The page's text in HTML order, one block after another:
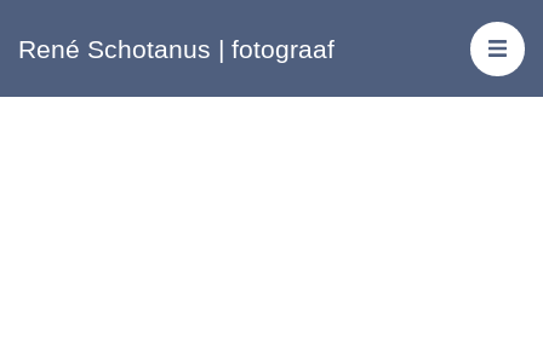
René Schotanus | fotograaf